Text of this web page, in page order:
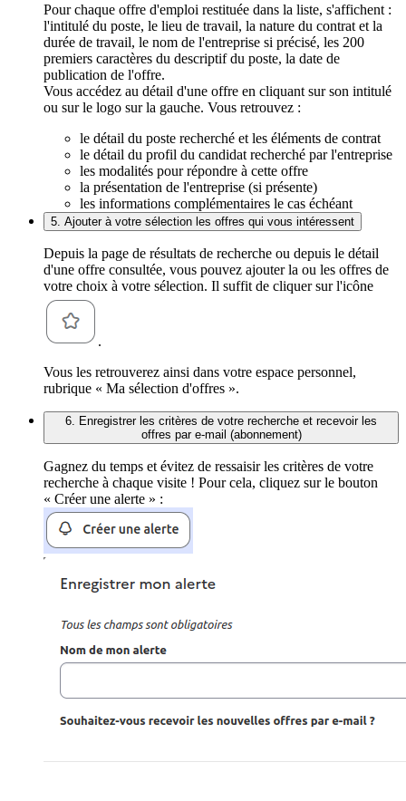
Pour chaque offre d'emploi restituée dans la liste, s'affichent :
l'intitulé du poste, le lieu de travail, la nature du contrat et la
durée de travail, le nom de l'entreprise si précisé, les 200
premiers caractères du descriptif du poste, la date de
publication de l'offre.
Vous accédez au détail d'une offre en cliquant sur son intitulé
ou sur le logo sur la gauche. Vous retrouvez :
le détail du poste recherché et les éléments de contrat
le détail du profil du candidat recherché par l'entreprise
les modalités pour répondre à cette offre
la présentation de l'entreprise (si présente)
les informations complémentaires le cas échéant
5. Ajouter à votre sélection les offres qui vous intéressent
Depuis la page de résultats de recherche ou depuis le détail
d'une offre consultée, vous pouvez ajouter la ou les offres de
votre choix à votre sélection. Il suffit de cliquer sur l'icône
.
Vous les retrouverez ainsi dans votre espace personnel,
rubrique « Ma sélection d'offres ».
6. Enregistrer les critères de votre recherche et recevoir les
offres par e-mail (abonnement)
Gagnez du temps et évitez de ressaisir les critères de votre
recherche à chaque visite ! Pour cela, cliquez sur le bouton
« Créer une alerte » :